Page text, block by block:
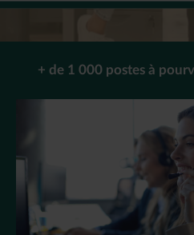
+ de 1 000 postes à